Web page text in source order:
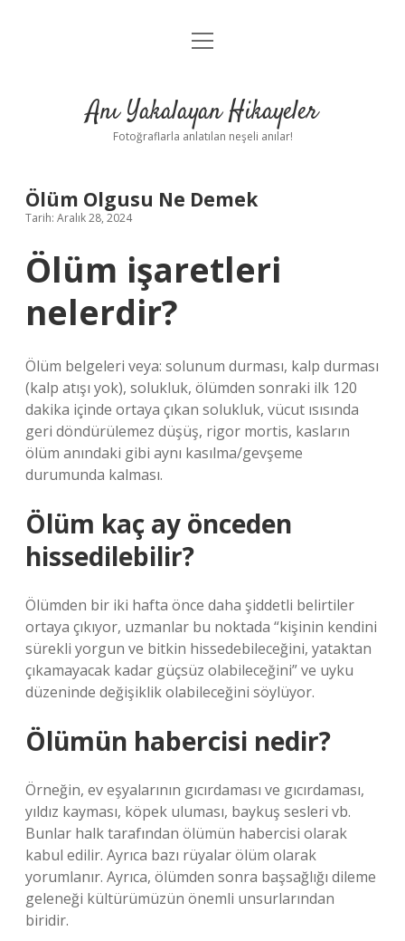
Anasayfa
Yasal Uyarı
menüyü
Anı Yakalayan Hikayeler
Fotoğraflarla anlatılan neşeli anılar!
Ölüm Olgusu Ne Demek
Tarih: Aralık 28, 2024
Ölüm işaretleri
nelerdir?
Ölüm belgeleri veya: solunum durması, kalp durması
(kalp atışı yok), solukluk, ölümden sonraki ilk 120
dakika içinde ortaya çıkan solukluk, vücut ısısında
geri döndürülemez düşüş, rigor mortis, kasların
ölüm anındaki gibi aynı kasılma/gevşeme
durumunda kalması.
Ölüm kaç ay önceden
hissedilebilir?
Ölümden bir iki hafta önce daha şiddetli belirtiler
ortaya çıkıyor, uzmanlar bu noktada “kişinin kendini
sürekli yorgun ve bitkin hissedebileceğini, yataktan
çıkamayacak kadar güçsüz olabileceğini” ve uyku
düzeninde değişiklik olabileceğini söylüyor.
Ölümün habercisi nedir?
Örneğin, ev eşyalarının gıcırdaması ve gıcırdaması,
yıldız kayması, köpek uluması, baykuş sesleri vb.
Bunlar halk tarafından ölümün habercisi olarak
kabul edilir. Ayrıca bazı rüyalar ölüm olarak
yorumlanır. Ayrıca, ölümden sonra başsağlığı dileme
geleneği kültürümüzün önemli unsurlarından
biridir.